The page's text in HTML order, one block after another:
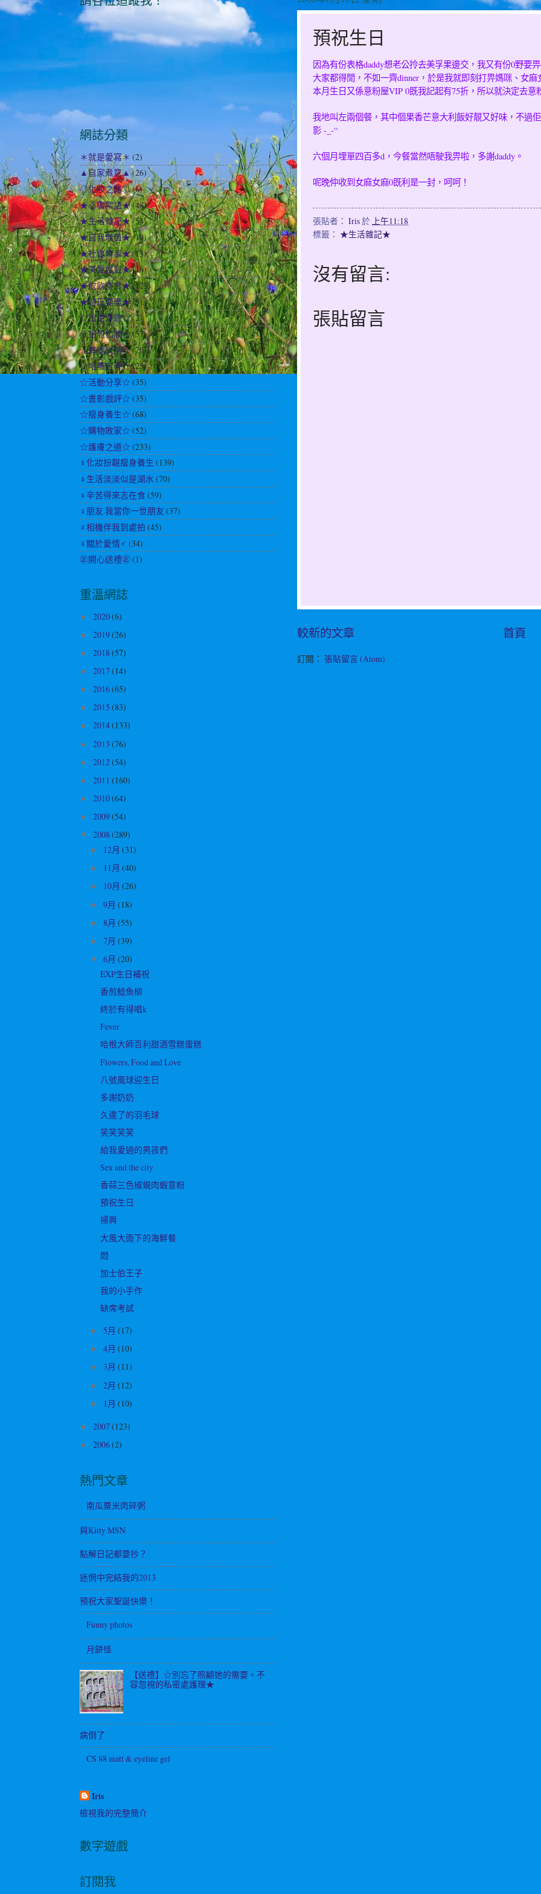
預祝生日
因為有份表格daddy想老公拎去美孚果邊交，我又有份0野要畀
大家都得閒，不如一齊dinner ，於是我就即刻打畀媽咪、女
本月生日又係意粉屋VIP 0既我記起有75折，所以就決定去意
我地叫左兩個餐，其中個果香芒意大利飯好靚又好味，不過
影 -_-“
六個月埋單四百多d ，今餐當然唔駛我畀啦，多謝daddy 。
呢晚仲收到女麻女麻0既利是一封，呵呵！
張貼者： Iris於 上午11:18
標籤： ★生活雜記★
沒有留言:
張貼留言
較新的文章 首頁
訂閱： 張貼留言 (Atom)
網誌分類
＊就是愛寫＊ (2)
▲自家煮意▲(26)
◎化妝之路◎(8)
★心事絮語★(48)
★生活雜記★(54)
★自我增值★(19)
★社會時事★(13)
★美髮護髮★(16)
★飲飲食食★(123)
★遊玩耍樂★(51)
☆出走外遊☆(2)
☆扮靚化妝☆(57)
☆其他試用☆(70)
☆哈囉吉蒂☆(25)
☆活動分享☆ (35)
☆書影戲評☆ (35)
☆瘦身養生☆ (68)
☆購物敗家☆ (52)
☆護膚之道☆ (233)
♀化妝扮靚瘦身養生 (139)
♀生活淡淡似是湖水 (70)
♀辛苦得來志在食 (59)
♀朋友.我當你一世朋友 (37)
♀相機伴我到處拍 (45)
♀關於愛情♂ (34)
㊣開心送禮㊣(1)
重溫網誌
► 2020(6)
► 2019(26)
► 2018 (57)
► 2017 (14)
► 2016(65)
► 2015 (83)
► 2014(133)
► 2013 (76)
► 2012(54)
► 2011 (160)
► 2010(64)
► 2009(54)
▼ 2008 (289)
► 12月 (31)
► 11月 (40)
► 10月 (26)
► 9月 (18)
► 8月 (55)
► 7月 (39)
▼ 6月 (20)
EXP生日補祝
香煎鯰魚柳
終於有得唱k
Fever
哈根大師百利甜酒雪糕蛋糕
Flowers, Food and Love
八號風球迎生日
多謝奶奶
久違了的羽毛球
笑笑笑笑
給我愛過的男孩們
Sex and the city
香蒜三色椒蜆肉蝦意粉
預祝生日
掃興
大風大雨下的海鮮餐
悶
加士伯王子
我的小手作
缺席考試
► 5月 (17)
► 4月 (10)
► 3月 (11)
► 2月 (12)
► 1月 (10)
► 2007 (123)
► 2006(2)
熱門文章
南瓜粟米肉碎粥
與Kitty MSN
點解日記都要抄？
迷惘中完結我的2013
預祝大家聖誕快樂！
Funny photos
月餅怪
【送禮】☆別忘了照顧她的需要。不
容忽視的私密處護理★
病倒了
CS 88 matt & eyeline gel
Iris
檢視我的完整簡介
數字遊戲
訂閱我